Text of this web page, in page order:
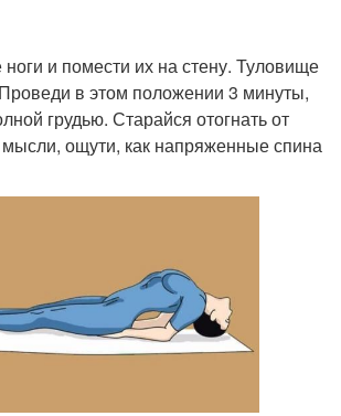
и помести их на стену. Туловище
в этом положении 3 минуты,
грудью. Старайся отогнать от
ощути, как напряженные спина